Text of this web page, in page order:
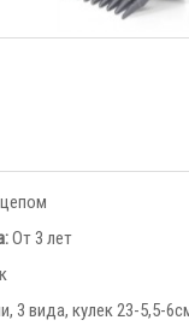
От 3 лет
3 вида, кулек 23-5,5-